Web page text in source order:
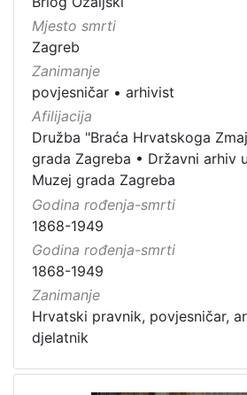
Mjesto smrti
Zagreb
Zanimanje
povjesničar • arhivist
Afilijacija
Družba "Braća Hrvatskoga
grada Zagreba • Državni arhiv
Muzej grada Zagreba
Godina rođenja-smrti
1868-1949
Godina rođenja-smrti
1868-1949
Zanimanje
Hrvatski pravnik, povjesničar,
djelatnik